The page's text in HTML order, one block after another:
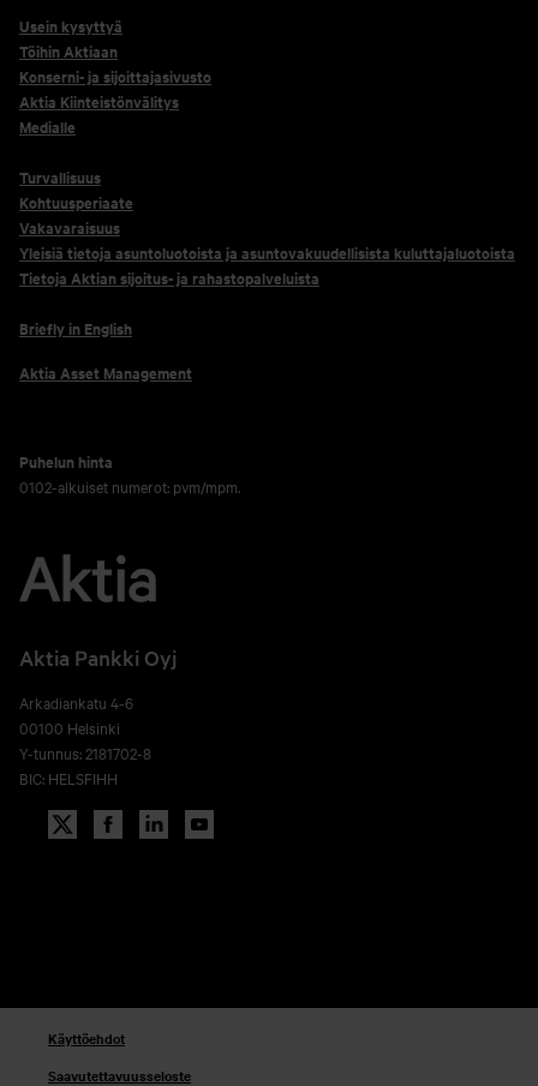
Usein kysyttyä
Töihin Aktiaan
Konserni- ja sijoittajasivusto
Aktia Kiinteistönvälitys
Medialle
Turvallisuus
Kohtuusperiaate
Vakavaraisuus
Yleisiä tietoja asuntoluotoista ja asuntovakuudellisista kuluttajaluotoista
Tietoja Aktian sijoitus- ja rahastopalveluista
Briefly in English
Aktia Asset Management
Puhelun hinta
0102-alkuiset numerot: pvm/mpm.
Aktia Pankki Oyj
Arkadiankatu 4-6
00100 Helsinki
Y-tunnus: 2181702-8
BIC: HELSFIHH
Käyttöehdot
Saavutettavuusseloste